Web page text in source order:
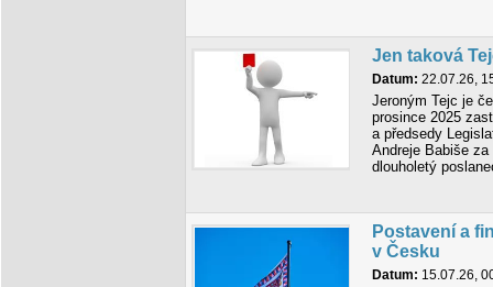
Jen taková
Datum: 22.07.26,
Jeroným Tejc je
prosince 2025
a předsedy
Andreje Babiše
dlouholetý
Postavení a
v Česku
Datum: 15.07.26,